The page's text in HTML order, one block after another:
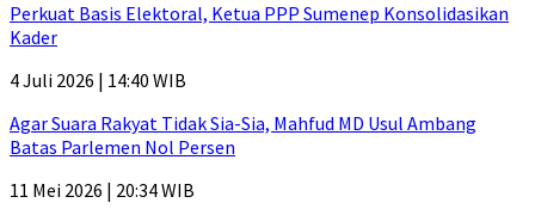
Perkuat Basis Elektoral, Ketua PPP Sumenep Konsolidasikan
Kader
4 Juli 2026 | 14:40 WIB
Agar Suara Rakyat Tidak Sia-Sia, Mahfud MD Usul Ambang
Batas Parlemen Nol Persen
11 Mei 2026 | 20:34 WIB